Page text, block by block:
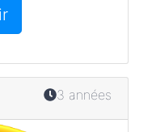
3 années